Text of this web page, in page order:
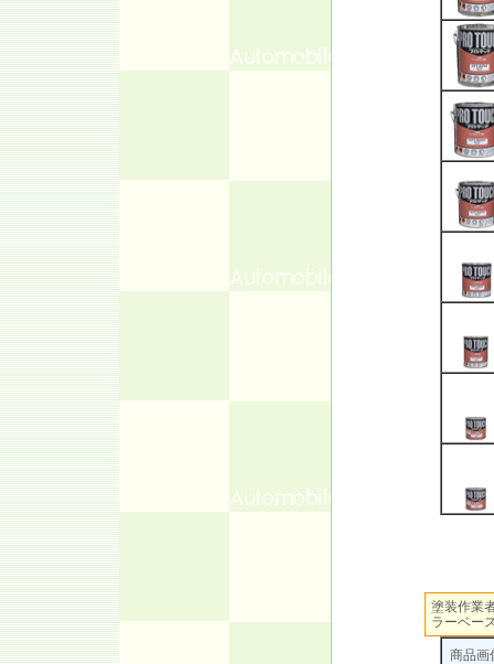
塗装作業
ラーベー
商品画